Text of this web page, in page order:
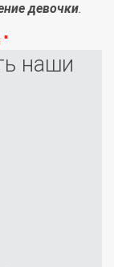
девочки.
''
наши